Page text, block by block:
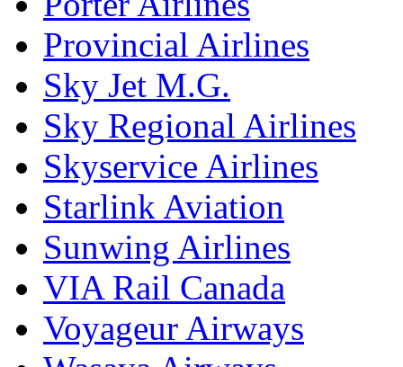
Provincial Airlines
Sky Jet M.G.
Sky Regional Airlines
Skyservice Airlines
Starlink Aviation
Sunwing Airlines
VIA Rail Canada
Voyageur Airways